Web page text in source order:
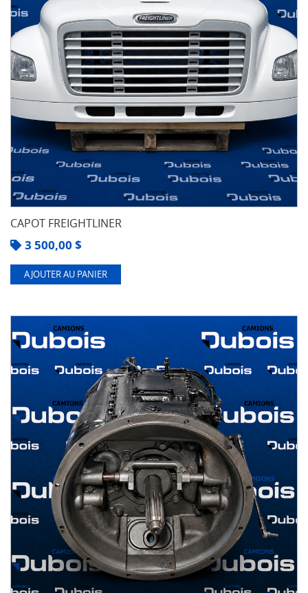
CAPOT FREIGHTLINER
3 500,00 $
AJOUTER AU PANIER